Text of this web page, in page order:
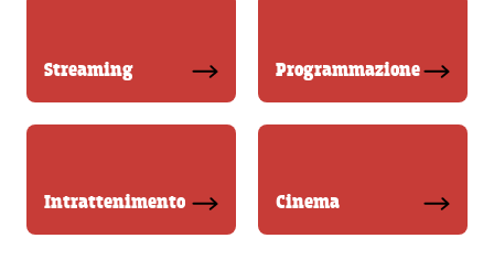
Streaming Programmazione
Intrattenimento Cinema